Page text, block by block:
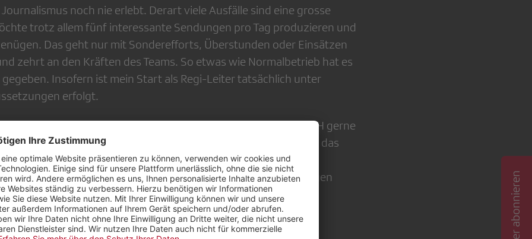
noch nie erlebt. Derart viele Ausfälle sind eine grosse
trotz allem fünf interessante Sendungen pro Tag produzieren und
Das geht nur mit Sonderefforts, Überstunden oder Einsätzen
zehrt an den Kräften des Teams. So etwas wie Normalbetrieb hat es
Insofern ist mein Start als Regi-Leiter tatsächlich unter
erfolgt.
auch publizistische Ideen. Ich würde das Auditorium im MOH gerne
Publikumsveranstaltungen bespielen. In der Hoffnung, dass das
sein wird. Und ich bin überzeugt, dass modernes Radio noch
sollte. Aus diesem Grund wünsche ich mir in unseren Sendungen
aber auch mehr Einordnung. So bereits zu hören in unserer
des Jahres mit Menschen, die 2022 prägen werden.